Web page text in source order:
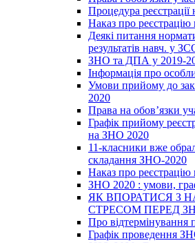
Процедура
Наказ про
Деякі питання
результатів навч. у
ЗНО та ДПА у 2019-
Інформація про
Умови прийому до
2020
Права на обов’язки
Графік прийому
на ЗНО 2020
11-класники вже
складання ЗНО-2020
Наказ про
ЗНО 2020 : умови,
ЯК ВПОРАТИСЯ З
СТРЕСОМ ПЕРЕД
Про
Графік проведення